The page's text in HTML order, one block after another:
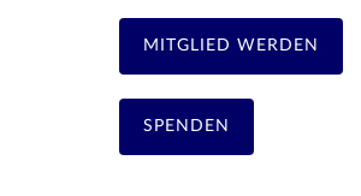
MITGLIED WERDEN
SPENDEN